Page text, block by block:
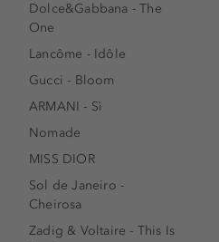
Dolce&Gabbana - The
One
Lancôme - Idôle
Gucci - Bloom
ARMANI - Sì
Nomade
MISS DIOR
Sol de Janeiro -
Cheirosa
Zadig & Voltaire - This Is